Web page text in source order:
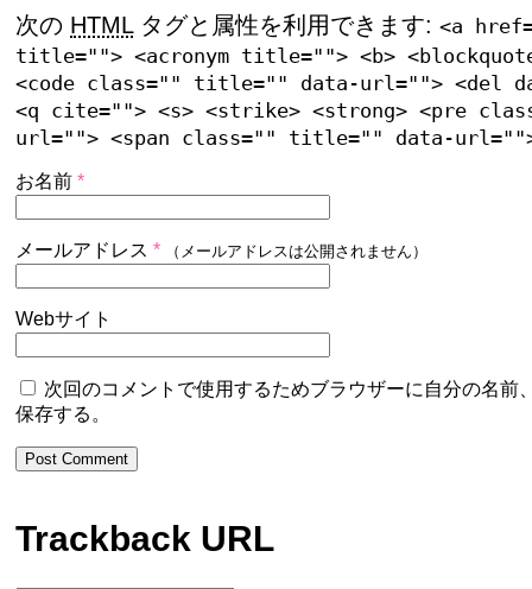
次の HTMLタグと属性を利用できます: <a
title=""> <acronym title=""> <b>
<code class="" title="" data-url=""> <del
<q cite=""> <s> <strike> <strong> <pre
url=""> <span class="" title="" data-
お名前 *
メールアドレス * （メールアドレスは公開されません）
Webサイト
次回のコメントで使用するためブラウザーに自分の名前
保存する。
Trackback URL